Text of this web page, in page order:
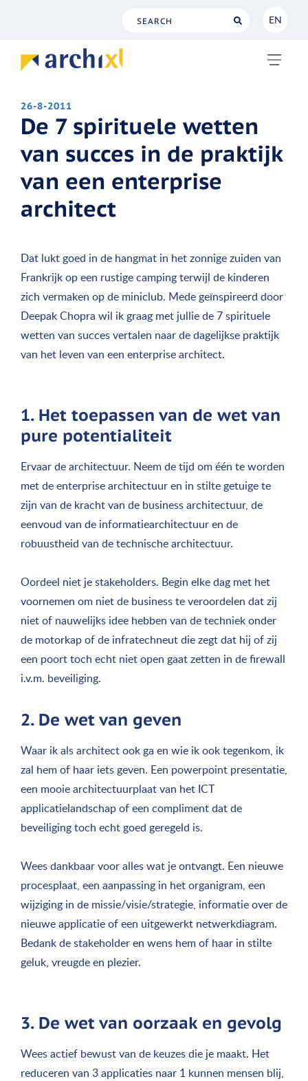
EN
26-8-2011
De 7 spirituele wetten
van succes in de praktijk
van een enterprise
architect
Dat lukt goed in de hangmat in het zonnige zuiden van
Frankrijk op een rustige camping terwijl de kinderen
zich vermaken op de miniclub. Mede geïnspireerd door
Deepak Chopra wil ik graag met jullie de 7 spirituele
wetten van succes vertalen naar de dagelijkse praktijk
van het leven van een enterprise architect.
1. Het toepassen van de wet van
pure potentialiteit
Ervaar de architectuur. Neem de tijd om één te worden
met de enterprise architectuur en in stilte getuige te
zijn van de kracht van de business architectuur, de
eenvoud van de informatiearchitectuur en de
robuustheid van de technische architectuur.
Oordeel niet je stakeholders. Begin elke dag met het
voornemen om niet de business te veroordelen dat zij
niet of nauwelijks idee hebben van de techniek onder
de motorkap of de infratechneut die zegt dat hij of zij
een poort toch echt niet open gaat zetten in de firewall
i.v.m. beveiliging.
2. De wet van geven
Waar ik als architect ook ga en wie ik ook tegenkom, ik
zal hem of haar iets geven. Een powerpoint presentatie,
een mooie architectuurplaat van het ICT
applicatielandschap of een compliment dat de
beveiliging toch echt goed geregeld is.
Wees dankbaar voor alles wat je ontvangt. Een nieuwe
procesplaat, een aanpassing in het organigram, een
wijziging in de missie/visie/strategie, informatie over de
nieuwe applicatie of een uitgewerkt netwerkdiagram.
Bedank de stakeholder en wens hem of haar in stilte
geluk, vreugde en plezier.
3. De wet van oorzaak en gevolg
Wees actief bewust van de keuzes die je maakt. Het
reduceren van 3 applicaties naar 1 kunnen mensen blij,